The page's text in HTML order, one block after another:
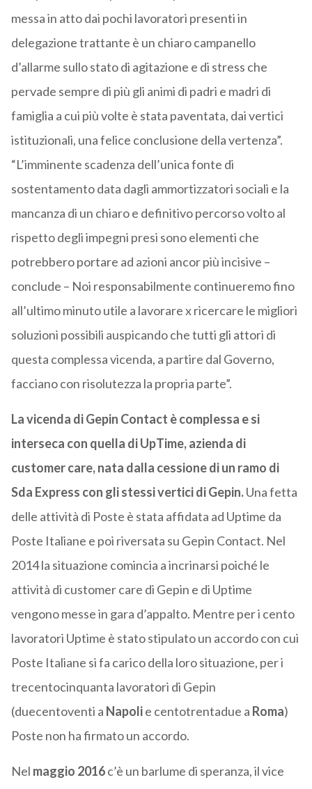
messa in atto dai pochi lavoratori presenti in
delegazione trattante è un chiaro campanello
d’allarme sullo stato di agitazione e di stress che
pervade sempre di più gli animi di padri e madri di
famiglia a cui più volte è stata paventata, dai vertici
istituzionali, una felice conclusione della vertenza”.
“L’imminente scadenza dell’unica fonte di
sostentamento data dagli ammortizzatori sociali e la
mancanza di un chiaro e definitivo percorso volto al
rispetto degli impegni presi sono elementi che
potrebbero portare ad azioni ancor più incisive –
conclude – Noi responsabilmente continueremo fino
all’ultimo minuto utile a lavorare x ricercare le migliori
soluzioni possibili auspicando che tutti gli attori di
questa complessa vicenda, a partire dal Governo,
facciano con risolutezza la propria parte”.
La vicenda di Gepin Contact è complessa e si
interseca con quella di UpTime, azienda di
customer care, nata dalla cessione di un ramo di
Sda Express con gli stessi vertici di Gepin.Una fetta
delle attività di Poste è stata affidata ad Uptime da
Poste Italiane e poi riversata su Gepin Contact. Nel
2014 la situazione comincia a incrinarsi poiché le
attività di customer care di Gepin e di Uptime
vengono messe in gara d’appalto. Mentre per i cento
lavoratori Uptime è stato stipulato un accordo con cui
Poste Italiane si fa carico della loro situazione, per i
trecentocinquanta lavoratori di Gepin
(duecentoventi a Napolie centotrentadue a Roma)
Poste non ha firmato un accordo.
Nel maggio 2016c’è un barlume di speranza, il vice